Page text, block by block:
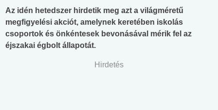
Az idén hetedszer hirdetik meg azt a világméretű
megfigyelési akciót, amelynek keretében iskolás
csoportok és önkéntesek bevonásával mérik fel az
éjszakai égbolt állapotát.
Hirdetés